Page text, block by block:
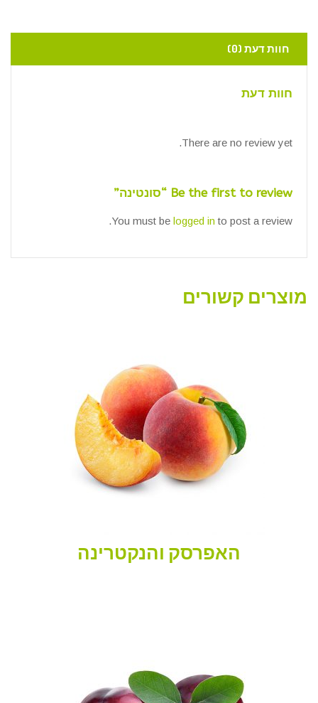
חוות דעת (0)
חוות דעת
There are no review yet.
Be the first to review “סונטינה”
You must be logged into post a review.
מוצרים קשורים
האפרסק והנקטרינה